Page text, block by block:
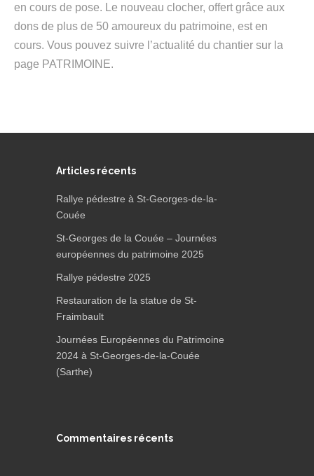
en cours de pose. Le nouveau clocher, offert grâce aux
dons de plus de 50 amoureux du patrimoine, est en
cours. Vous pouvez suivre l’actualité du chantier sur la
page PATRIMOINE.
Articles récents
Rallye pédestre à St-Georges-de-la-
Couée
St-Georges de la Couée – Journées
européennes du patrimoine 2025
Rallye pédestre 2025
Restauration de la statue de St-
Fraimbault
Journées Européennes du Patrimoine
2024 à St-Georges-de-la-Couée
(Sarthe)
Commentaires récents